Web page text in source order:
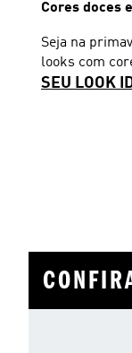
Cores doces
Seja na
looks com
SEU LOOK